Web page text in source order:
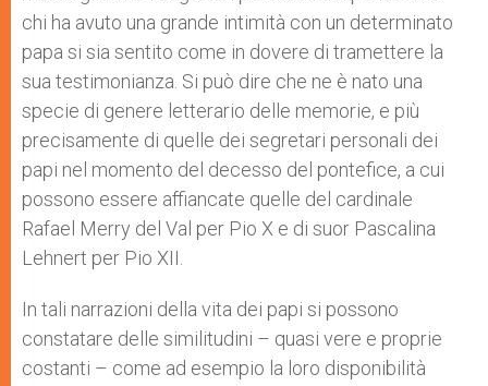
chi ha avuto una grande intimità con un determinato
papa si sia sentito come in dovere di tramettere la
sua testimonianza. Si può dire che ne è nato una
specie di genere letterario delle memorie, e più
precisamente di quelle dei segretari personali dei
papi nel momento del decesso del pontefice, a cui
possono essere affiancate quelle del cardinale
Rafael Merry del Val per Pio X e di suor Pascalina
Lehnert per Pio XII.
In tali narrazioni della vita dei papi si possono
constatare delle similitudini – quasi vere e proprie
costanti – come ad esempio la loro disponibilità